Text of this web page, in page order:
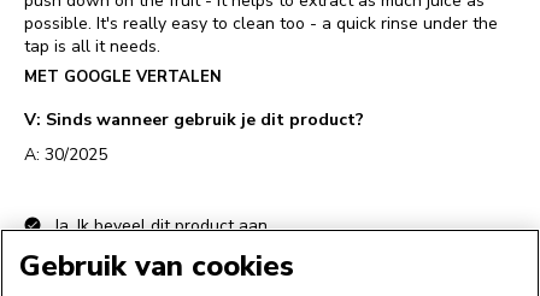
Gebruik van cookies